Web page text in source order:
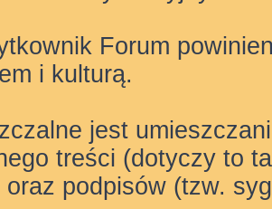
Forum
i kulturą.
jest
treści (dotyczy to
oraz podpisów (tzw.